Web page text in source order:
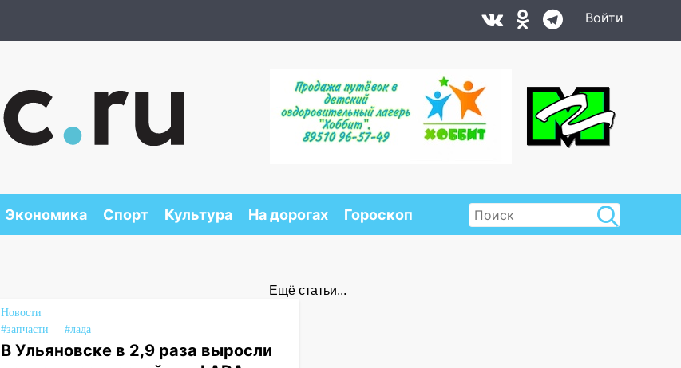
Войти
Экономика Спорт Культура На дорогах Гороскоп
Ещё статьи...
Новости
#запчасти
#лада
В Ульяновске в 2,9 раза выросли